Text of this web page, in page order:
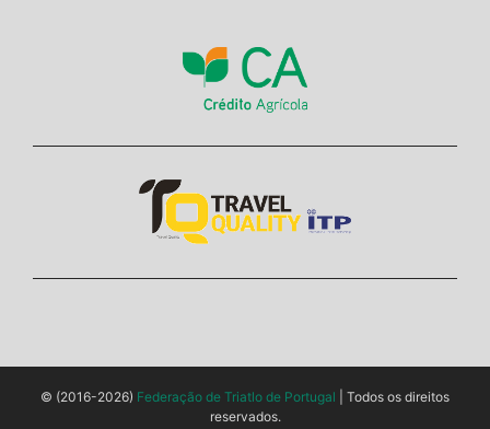
© (2016-2026) Federação de Triatlo de Portugal | Todos os direitos
reservados.